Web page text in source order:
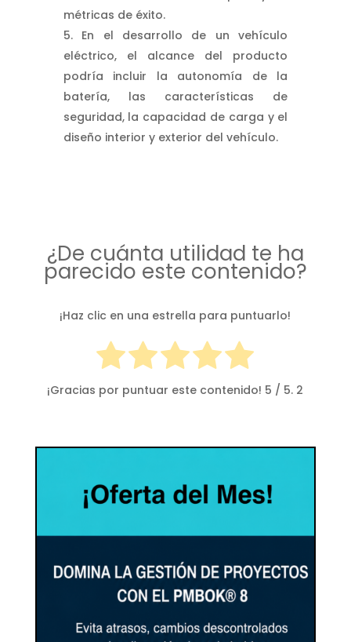
métricas de éxito.
En el desarrollo de un vehículo
eléctrico, el alcance del producto
podría incluir la autonomía de la
batería, las características de
seguridad, la capacidad de carga y el
diseño interior y exterior del vehículo.
¿De cuánta utilidad te ha
parecido este contenido?
¡Haz clic en una estrella para puntuarlo!
¡Gracias por puntuar este contenido! 5 / 5. 2